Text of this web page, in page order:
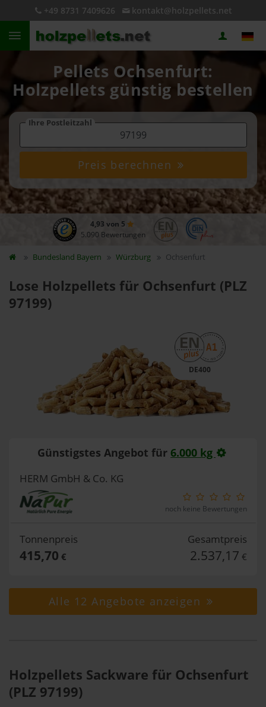
+49 8731 7409626 kontakt@holzpellets.net
Pellets Ochsenfurt:
Holzpellets günstig bestellen
Ihre Postleitzahl
Preis berechnen
4,93 von 5
5.090 Bewertungen
Bundesland Bayern Würzburg Ochsenfurt
Lose Holzpellets für Ochsenfurt (PLZ
97199)
DE400
Günstigstes Angebot für 6.000 kg
HERM GmbH & Co. KG
noch keine Bewertungen
Tonnenpreis
415,70 €
Gesamtpreis
2.537,17 €
Alle 12 Angebote anzeigen
Holzpellets Sackware für Ochsenfurt
(PLZ 97199)